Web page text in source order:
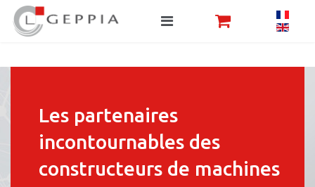
Les partenaires
incontournables des
constructeurs de machines